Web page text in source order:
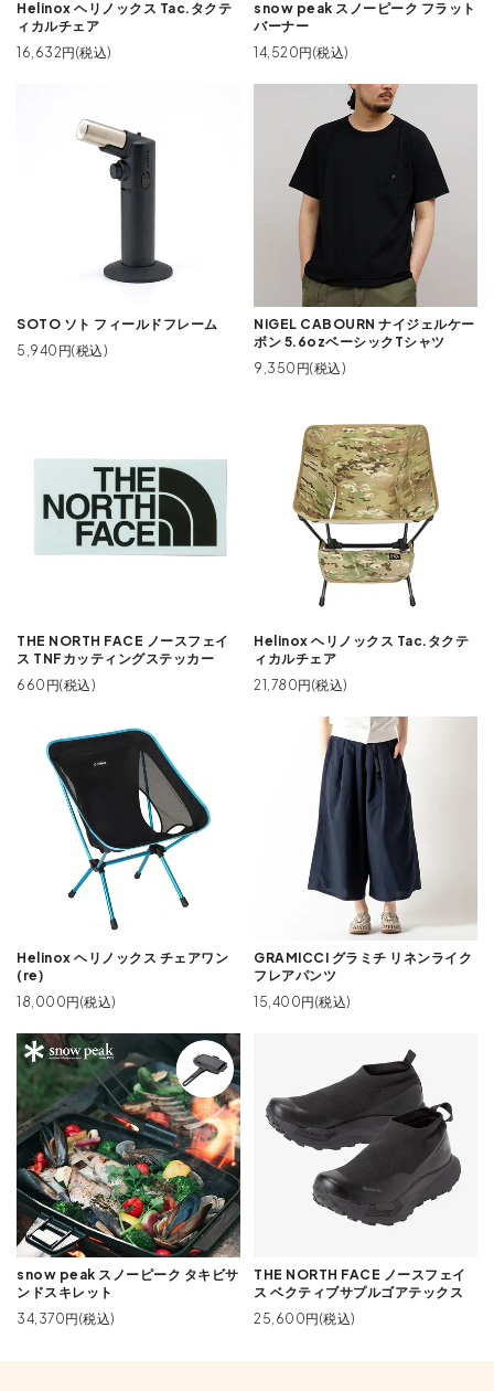
Helinox ヘリノックス Tac.タクテ
ィカルチェア
16,632円(税込)
snow peak スノーピーク フラット
バーナー
14,520円(税込)
SOTO ソト フィールドフレーム
5,940円(税込)
NIGEL CABOURN ナイジェルケー
ボン 5.6ozベーシックTシャツ
9,350円(税込)
THE NORTH FACE ノースフェイ
ス TNFカッティングステッカー
660円(税込)
Helinox ヘリノックス Tac.タクテ
ィカルチェア
21,780円(税込)
Helinox ヘリノックス チェアワン
(re)
18,000円(税込)
GRAMICCI グラミチ リネンライク
フレアパンツ
15,400円(税込)
snow peak スノーピーク タキビサ
ンドスキレット
34,370円(税込)
THE NORTH FACE ノースフェイ
ス ベクティブサプルゴアテックス
25,600円(税込)